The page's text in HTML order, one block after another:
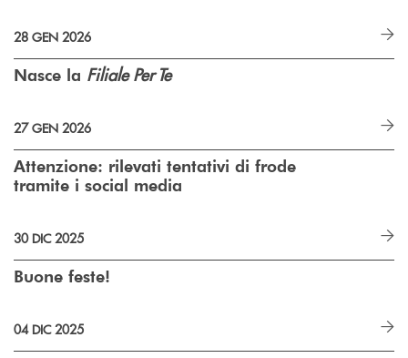
28 GEN 2026
Nasce la Filiale Per Te
27 GEN 2026
Attenzione: rilevati tentativi di frode
tramite i social media
30 DIC 2025
Buone feste!
04 DIC 2025